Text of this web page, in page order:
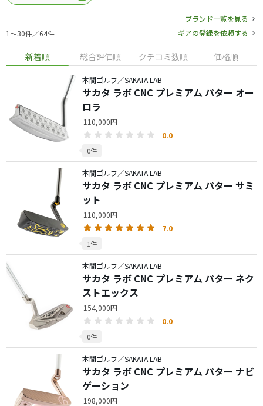
1〜30件／64件
ブランド一覧を見る
ギアの登録を依頼する
新着順 総合評価順 クチコミ数順 価格順
本間ゴルフ／SAKATA LAB
サカタ ラボ CNC プレミアム パター オー
ロラ
110,000円
0.0
0件
本間ゴルフ／SAKATA LAB
サカタ ラボ CNC プレミアム パター サミ
ット
110,000円
7.0
1件
本間ゴルフ／SAKATA LAB
サカタ ラボ CNC プレミアム パター ネク
ストエックス
154,000円
0.0
0件
本間ゴルフ／SAKATA LAB
サカタ ラボ CNC プレミアム パター ナビ
ゲーション
198,000円